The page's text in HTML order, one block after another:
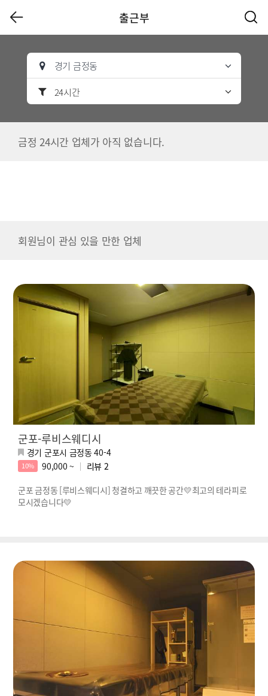
출근부
경기 금정동
24시간
금정 24시간 업체가 아직 없습니다.
회원님이 관심 있을 만한 업체
군포-루비스웨디시
경기 군포시 금정동 40-4
10% 90,000 ~ 리뷰 2
군포 금정동 [루비스웨디시] 청결하고 깨끗한 공간💛최고의 테라피로
모시겠습니다💛